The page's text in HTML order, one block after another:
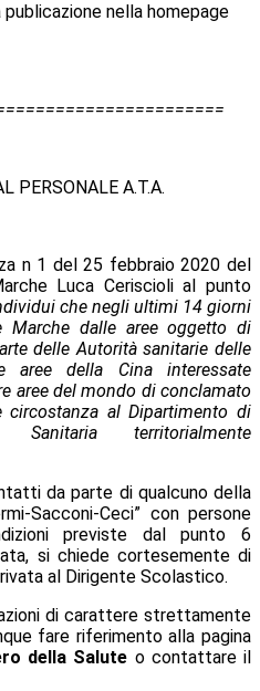
nella homepage
PERSONALE A.T.A.
n 1 del 25 febbraio 2020 del
Luca Ceriscioli al punto
che negli ultimi 14 giorni
Marche dalle aree oggetto di
delle Autorità sanitarie delle
aree della Cina interessate
aree del mondo di conclamato
al Dipartimento di
Sanitaria territorialmente
da parte di qualcuno della
Sacconi-Ceci” con persone
previste dal punto 6
si chiede cortesemente di
al Dirigente Scolastico.
di carattere strettamente
fare riferimento alla pagina
della Salute o contattare il